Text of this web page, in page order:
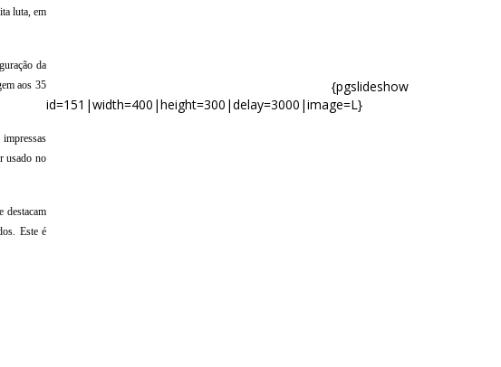
{pgslideshow
id=151|width=400|height=300|delay=3000|image=L}
luta, em
da
aos 35
usado no
destacam
Este é